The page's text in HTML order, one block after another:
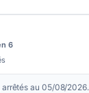
6
au 05/08/